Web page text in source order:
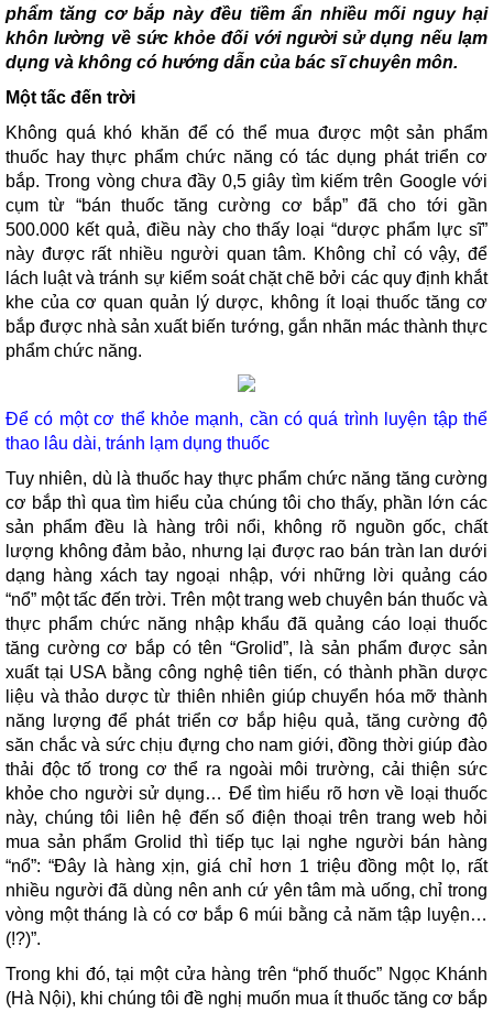
phẩm tăng cơ bắp này đều tiềm ẩn nhiều mối nguy hại
khôn lường về sức khỏe đối với người sử dụng nếu lạm
dụng và không có hướng dẫn của bác sĩ chuyên môn.
Một tấc đến trời
Không quá khó khăn để có thể mua được một sản phẩm
thuốc hay thực phẩm chức năng có tác dụng phát triển cơ
bắp. Trong vòng chưa đầy 0,5 giây tìm kiếm trên Google với
cụm từ “bán thuốc tăng cường cơ bắp” đã cho tới gần
500.000 kết quả, điều này cho thấy loại “dược phẩm lực sĩ”
này được rất nhiều người quan tâm. Không chỉ có vậy, để
lách luật và tránh sự kiểm soát chặt chẽ bởi các quy định khắt
khe của cơ quan quản lý dược, không ít loại thuốc tăng cơ
bắp được nhà sản xuất biến tướng, gắn nhãn mác thành thực
phẩm chức năng.
Để có một cơ thể khỏe mạnh, cần có quá trình luyện tập thể
thao lâu dài, tránh lạm dụng thuốc
Tuy nhiên, dù là thuốc hay thực phẩm chức năng tăng cường
cơ bắp thì qua tìm hiểu của chúng tôi cho thấy, phần lớn các
sản phẩm đều là hàng trôi nổi, không rõ nguồn gốc, chất
lượng không đảm bảo, nhưng lại được rao bán tràn lan dưới
dạng hàng xách tay ngoại nhập, với những lời quảng cáo
“nổ” một tấc đến trời. Trên một trang web chuyên bán thuốc và
thực phẩm chức năng nhập khẩu đã quảng cáo loại thuốc
tăng cường cơ bắp có tên “Grolid”, là sản phẩm được sản
xuất tại USA bằng công nghệ tiên tiến, có thành phần dược
liệu và thảo dược từ thiên nhiên giúp chuyển hóa mỡ thành
năng lượng để phát triển cơ bắp hiệu quả, tăng cường độ
săn chắc và sức chịu đựng cho nam giới, đồng thời giúp đào
thải độc tố trong cơ thể ra ngoài môi trường, cải thiện sức
khỏe cho người sử dụng… Để tìm hiểu rõ hơn về loại thuốc
này, chúng tôi liên hệ đến số điện thoại trên trang web hỏi
mua sản phẩm Grolid thì tiếp tục lại nghe người bán hàng
“nổ”: “Đây là hàng xịn, giá chỉ hơn 1 triệu đồng một lọ, rất
nhiều người đã dùng nên anh cứ yên tâm mà uống, chỉ trong
vòng một tháng là có cơ bắp 6 múi bằng cả năm tập luyện…
(!?)”.
Trong khi đó, tại một cửa hàng trên “phố thuốc” Ngọc Khánh
(Hà Nội), khi chúng tôi đề nghị muốn mua ít thuốc tăng cơ bắp